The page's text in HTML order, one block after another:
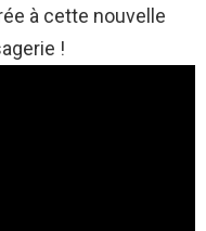
à cette nouvelle
!